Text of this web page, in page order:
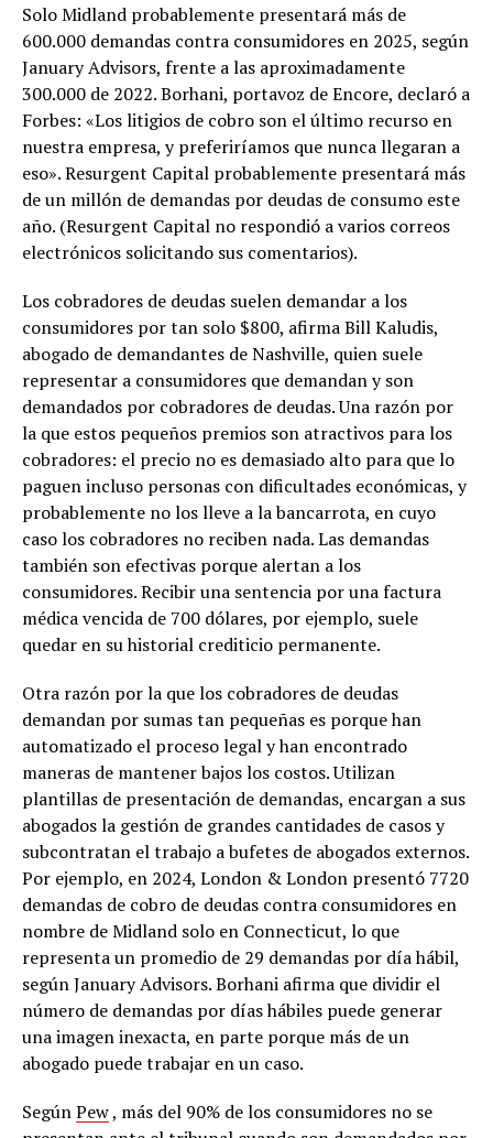
Solo Midland probablemente presentará más de
600.000 demandas contra consumidores en 2025, según
January Advisors, frente a las aproximadamente
300.000 de 2022. Borhani, portavoz de Encore, declaró a
Forbes: «Los litigios de cobro son el último recurso en
nuestra empresa, y preferiríamos que nunca llegaran a
eso». Resurgent Capital probablemente presentará más
de un millón de demandas por deudas de consumo este
año. (Resurgent Capital no respondió a varios correos
electrónicos solicitando sus comentarios).
Los cobradores de deudas suelen demandar a los
consumidores por tan solo $800, afirma Bill Kaludis,
abogado de demandantes de Nashville, quien suele
representar a consumidores que demandan y son
demandados por cobradores de deudas. Una razón por
la que estos pequeños premios son atractivos para los
cobradores: el precio no es demasiado alto para que lo
paguen incluso personas con dificultades económicas, y
probablemente no los lleve a la bancarrota, en cuyo
caso los cobradores no reciben nada. Las demandas
también son efectivas porque alertan a los
consumidores. Recibir una sentencia por una factura
médica vencida de 700 dólares, por ejemplo, suele
quedar en su historial crediticio permanente.
Otra razón por la que los cobradores de deudas
demandan por sumas tan pequeñas es porque han
automatizado el proceso legal y han encontrado
maneras de mantener bajos los costos. Utilizan
plantillas de presentación de demandas, encargan a sus
abogados la gestión de grandes cantidades de casos y
subcontratan el trabajo a bufetes de abogados externos.
Por ejemplo, en 2024, London & London presentó 7720
demandas de cobro de deudas contra consumidores en
nombre de Midland solo en Connecticut, lo que
representa un promedio de 29 demandas por día hábil,
según January Advisors. Borhani afirma que dividir el
número de demandas por días hábiles puede generar
una imagen inexacta, en parte porque más de un
abogado puede trabajar en un caso.
SegúnPew, más del 90% de los consumidores no se